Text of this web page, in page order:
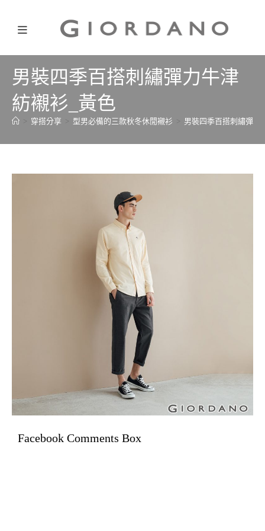
男裝四季百搭刺繡彈力牛津
紡襯衫_黃色
穿搭分享 型男必備的三款秋冬休閒襯衫 男裝四季百搭刺繡彈力
Facebook Comments Box